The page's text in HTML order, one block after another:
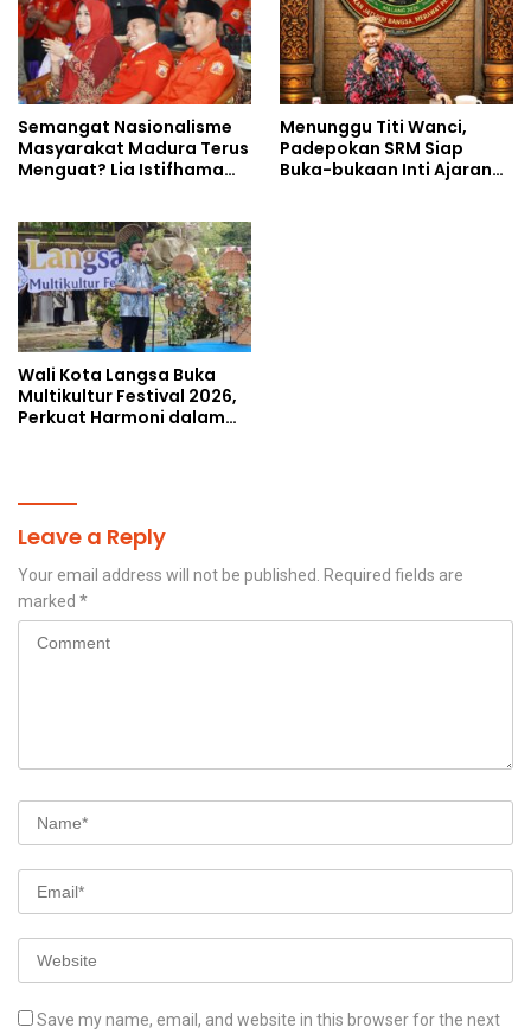
Semangat Nasionalisme
Masyarakat Madura Terus
Menguat? Lia Istifhama
NKRI
Menunggu Titi Wanci,
Padepokan SRM Siap
Buka-bukaan Inti Ajaran
Wali Kota Langsa Buka
Multikultur Festival 2026,
Perkuat Harmoni dalam
Leave a Reply
Your email address will not be published.
Required fields are
marked *
Save my name, email, and website in this browser for the next